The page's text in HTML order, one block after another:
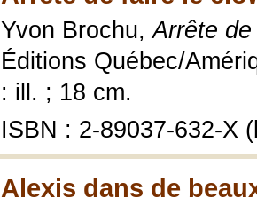
Yvon Brochu,Arrête
Éditions Québec/
: ill. ; 18 cm.
ISBN : 2-89037-632-X
Alexis dans de